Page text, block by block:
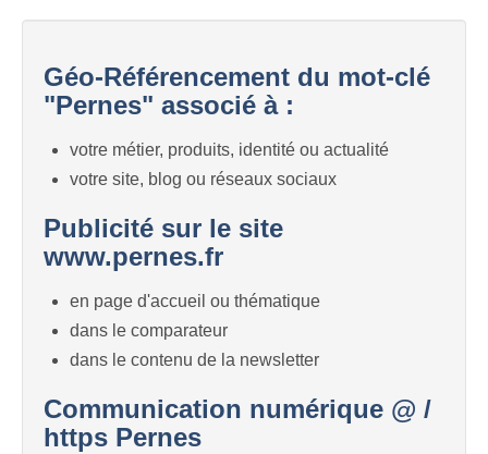
Géo-Référencement du mot-clé
"Pernes" associé à :
votre métier, produits, identité ou actualité
votre site, blog ou réseaux sociaux
Publicité sur le site
www.pernes.fr
en page d'accueil ou thématique
dans le comparateur
dans le contenu de la newsletter
Communication numérique @ /
https Pernes